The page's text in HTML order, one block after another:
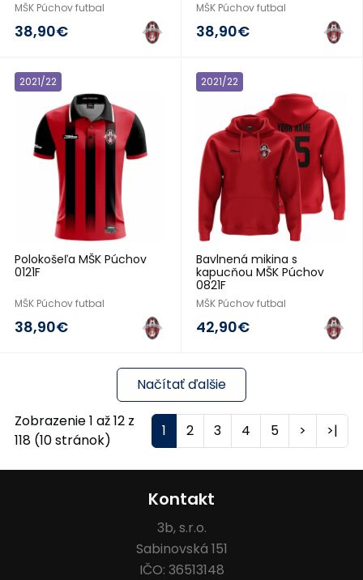
MŠK Púchov futbal
38,90€
MŠK Púchov futbal
38,90€
2021/22
Polokošeľa MŠK Púchov
0121F
MŠK Púchov futbal
38,90€
2021/22
Bavlnená mikina s
kapucňou MŠK Púchov
0821F
MŠK Púchov futbal
42,90€
Načítať ďalšie
Zobrazenie 1 až 12 z
118 (10 stránok)
1 2 3 4 5 > >|
Kontakt
3b, s.r.o.
Sabinovská 151
IČO: 36513148